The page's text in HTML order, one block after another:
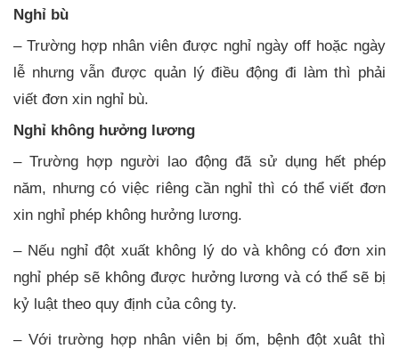
Nghỉ bù
– Trường hợp nhân viên được nghỉ ngày off hoặc ngày
lễ nhưng vẫn được quản lý điều động đi làm thì phải
viết đơn xin nghỉ bù.
Nghỉ không hưởng lương
– Trường hợp người lao động đã sử dụng hết phép
năm, nhưng có việc riêng cần nghỉ thì có thể viết đơn
xin nghỉ phép không hưởng lương.
– Nếu nghỉ đột xuất không lý do và không có đơn xin
nghỉ phép sẽ không được hưởng lương và có thể sẽ bị
kỷ luật theo quy định của công ty.
– Với trường hợp nhân viên bị ốm, bệnh đột xuât thì